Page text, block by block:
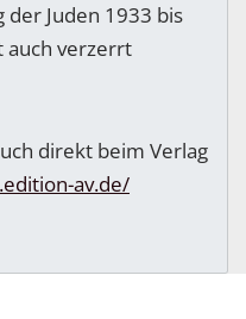
der Juden 1933 bis
auch verzerrt
direkt beim Verlag
av.de/